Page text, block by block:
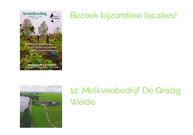
Bezoek bijzondere locaties!
12. Melkveebedrijf De Grazige
Weide